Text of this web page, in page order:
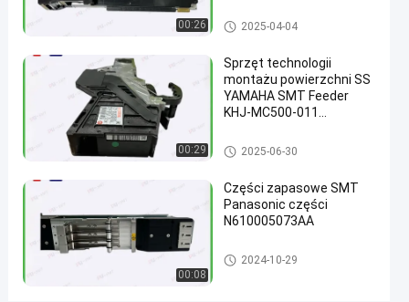
Podajnik
SMT
12-04
136
poglądy
Podział
inteligentny
podajnik
podajnik i
#
podajnik
W
00:26 Podajnik SMT
2025-04-04
00:29
Sprzęt technologii
montażu powierzchni SS
YAMAHA SMT Feeder
KHJ-MC500-011
Podajnik SMT
2025-06-30
00:08
Części zapasowe SMT
Panasonic części
N610005073AA
Podajnik SMT
2024-10-29